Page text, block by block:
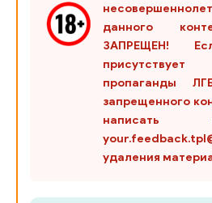
данного
ЗАПРЕЩЕН!
пропаганды
запрещенного
удаления